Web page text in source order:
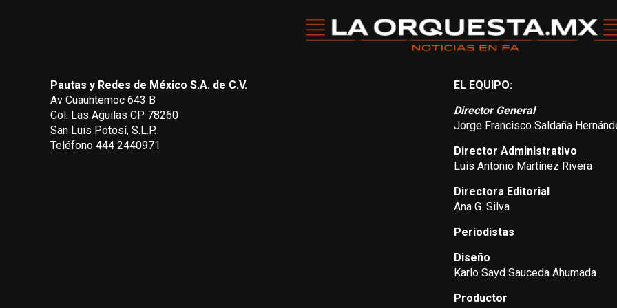
Pautas y Redes de México S.A. de C.V.
Av Cuauhtemoc 643 B
Col. Las Aguilas CP 78260
San Luis Potosí, S.L.P.
Teléfono 444 2440971
EL EQUIPO:
Director General
Jorge Francisco Saldaña
Director Administrativo
Luis Antonio Martínez Rivera
Directora Editorial
Ana G. Silva
Periodistas
Diseño
Karlo Sayd Sauceda Ahumada
Productor